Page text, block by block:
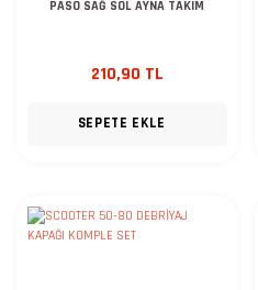
PASO SAĞ SOL AYNA TAKIM
210,90 TL
SEPETE EKLE